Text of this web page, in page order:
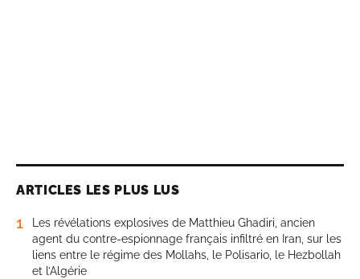
ARTICLES LES PLUS LUS
1
Les révélations explosives de Matthieu Ghadiri, ancien
agent du contre-espionnage français infiltré en Iran, sur les
liens entre le régime des Mollahs, le Polisario, le Hezbollah
et l’Algérie